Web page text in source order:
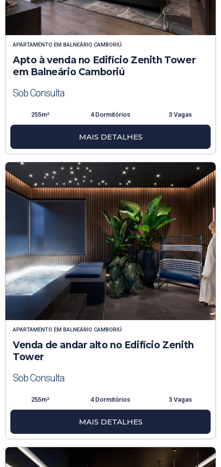
APARTAMENTO EM BALNEÁRIO CAMBORIÚ
Apto à venda no Edifício Zenith Tower
em Balneário Camboriú
Sob Consulta
255m² 4 Dormitórios 3 Vagas
MAIS DETALHES
APARTAMENTO EM BALNEÁRIO CAMBORIÚ
Venda de andar alto no Edifício Zenith
Tower
Sob Consulta
255m² 4 Dormitórios 3 Vagas
MAIS DETALHES